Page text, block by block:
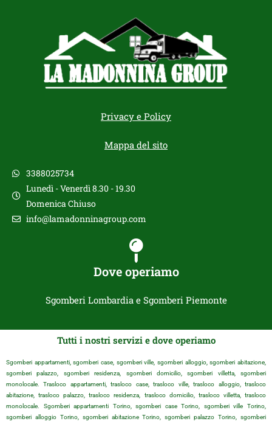
Privacy e Policy
Mappa del sito
3388025734
Lunedì - Venerdì 8.30 - 19.30
Domenica Chiuso
info@lamadonninagroup.com
Dove operiamo
Sgomberi Lombardia e Sgomberi Piemonte
Tutti i nostri servizi e dove operiamo
Sgomberi appartamenti, sgomberi case, sgomberi ville, sgomberi alloggio, sgomberi abitazione,
sgomberi palazzo, sgomberi residenza, sgomberi domicilio, sgomberi villetta, sgomberi
monolocale. Trasloco appartamenti, trasloco case, trasloco ville, trasloco alloggio, trasloco
abitazione, trasloco palazzo, trasloco residenza, trasloco domicilio, trasloco villetta, trasloco
monolocale. Sgomberi appartamenti Torino, sgomberi case Torino, sgomberi ville Torino,
sgomberi alloggio Torino, sgomberi abitazione Torino, sgomberi palazzo Torino, sgomberi